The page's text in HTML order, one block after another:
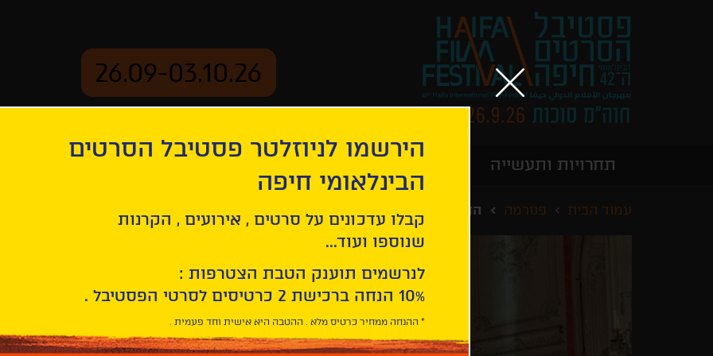
26.09-03.10.26
תחרויות ותעשייה
עמוד הבית פנורמה החילוף המלכותי
הירשמו לניוזלטר פסטיבל הסרטים
הבינלאומי חיפה
קבלו עדכונים על סרטים , אירועים , הקרנות
שנוספו ועוד...
לנרשמים תוענק הטבת הצטרפות :
10% הנחה ברכישת 2 כרטיסים לסרטי הפסטיבל .
* ההנחה ממחיר כרטיס מלא . ההטבה היא אישית וחד פעמית .